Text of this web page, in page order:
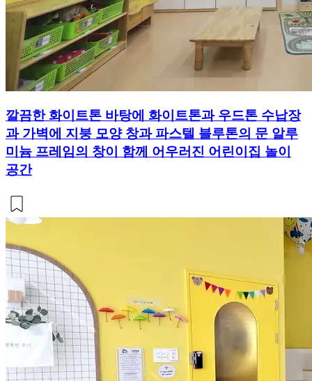
깔끔한 화이트톤 바탕에 화이트톤과 우드톤 수납장
과 가벽에 지붕 모양 창과 파스텔 블루톤의 문 알루
미늄 프레임의 창이 함께 어우러진 어린이집 놀이
공간